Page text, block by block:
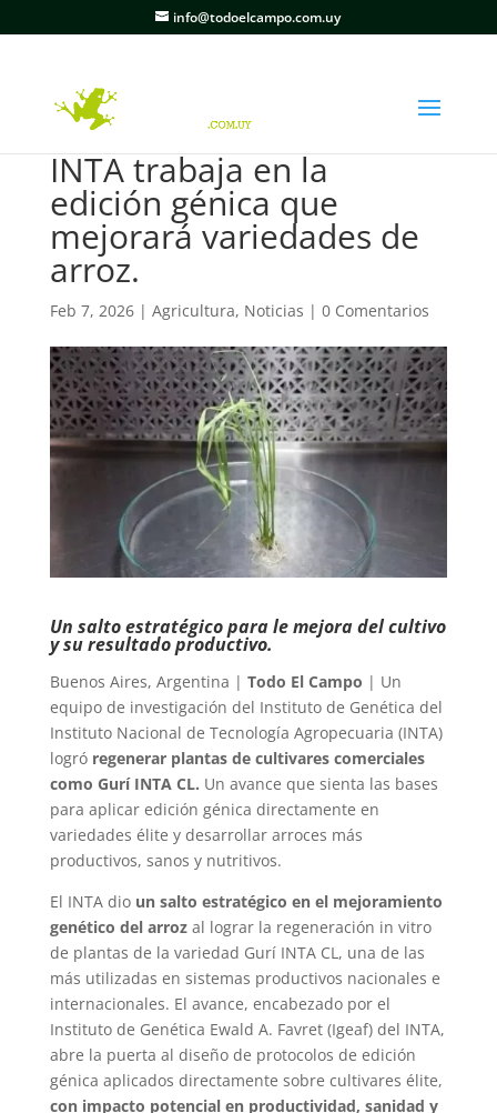
info@todoelcampo.com.uy
INTA trabaja en la
edición génica que
mejorará variedades de
arroz.
Feb 7, 2026| Agricultura, Noticias | 0 Comentarios
Un salto estratégico para le mejora del cultivo
y su resultado productivo.
Buenos Aires, Argentina | Todo El Campo | Un
equipo de investigación del Instituto de Genética del
Instituto Nacional de Tecnología Agropecuaria (INTA)
logró regenerar plantas de cultivares comerciales
como Gurí INTA CL. Un avance que sienta las bases
para aplicar edición génica directamente en
variedades élite y desarrollar arroces más
productivos, sanos y nutritivos.
El INTA dio un salto estratégico en el mejoramiento
genético del arrozal lograr la regeneración in vitro
de plantas de la variedad Gurí INTA CL, una de las
más utilizadas en sistemas productivos nacionales e
internacionales. El avance, encabezado por el
Instituto de Genética Ewald A. Favret (Igeaf) del INTA,
abre la puerta al diseño de protocolos de edición
génica aplicados directamente sobre cultivares élite,
con impacto potencial en productividad, sanidad y